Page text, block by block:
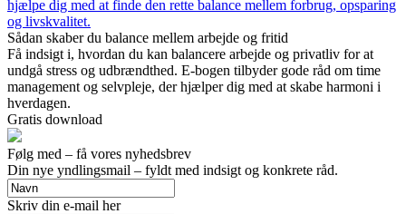
hjælpe dig med at finde den rette balance mellem forbrug, opsparing
og livskvalitet.
Sådan skaber du balance mellem arbejde og fritid
Få indsigt i, hvordan du kan balancere arbejde og privatliv for at
undgå stress og udbrændthed. E-bogen tilbyder gode råd om time
management og selvpleje, der hjælper dig med at skabe harmoni i
hverdagen.
Gratis download
Følg med – få vores nyhedsbrev
Din nye yndlingsmail – fyldt med indsigt og konkrete råd.
Skriv din e-mail her